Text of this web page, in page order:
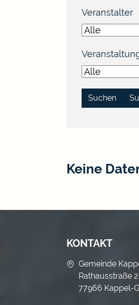
Veranstalter
Keine
KONTAKT
Gemeinde
Rathausstraße 2
77966 Kappel-